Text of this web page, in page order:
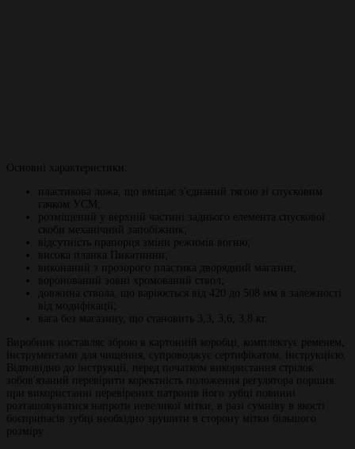
Основні характеристики:
пластикова ложа, що вміщає з'єднаний тягою зі спусковим
гачком УСМ;
розміщений у верхній частині заднього елемента спускової
скоби механічний запобіжник;
відсутність прапорця зміни режимів вогню;
висока планка Пикатинни;
виконаний з прозорого пластика дворядний магазин;
воронований зовні хромований ствол;
довжина ствола, що варіюється від 420 до 508 мм в залежності
від модифікації;
вага без магазину, що становить 3,3, 3,6, 3,8 кг.
Виробник поставляє зброю в картонній коробці, комплектує ременем,
інструментами для чищення, супроводжує сертифікатом, інструкцією.
Відповідно до інструкції, перед початком використання стрілок
зобов'язаний перевірити коректність положення регулятора поршня:
при використанні перевірених патронів його зубці повинні
розташовуватися напроти невеликої мітки, в разі сумніву в якості
боєприпасів зубці необхідно зрушити в сторону мітки більшого
розміру .